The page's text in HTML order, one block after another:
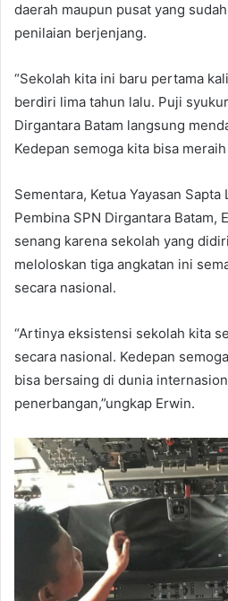
daerah maupun pusat yang
penilaian berjenjang.
“Sekolah kita ini baru pertama
berdiri lima tahun lalu. Puji
Dirgantara Batam langsung
Kedepan semoga kita bisa
Sementara, Ketua Yayasan Sapta
Pembina SPN Dirgantara Batam,
senang karena sekolah yang
meloloskan tiga angkatan ini
secara nasional.
“Artinya eksistensi sekolah kita
secara nasional. Kedepan
bisa bersaing di dunia
penerbangan,”ungkap Erwin.